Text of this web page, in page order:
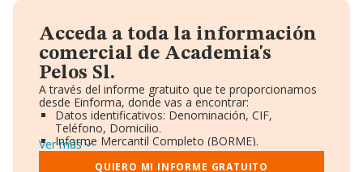
Acceda a toda la información
comercial de Academia's
Pelos Sl.
A través del informe gratuito que te proporcionamos
desde Einforma, donde vas a encontrar:
Datos identificativos: Denominación, CIF,
Teléfono, Domicilio.
Informe Mercantil Completo (BORME).
Gráficos de Evolución Ventas y Empleados.
Consejo de Administración y Administradores.
Ver más
QUIERO MI INFORME GRATUITO